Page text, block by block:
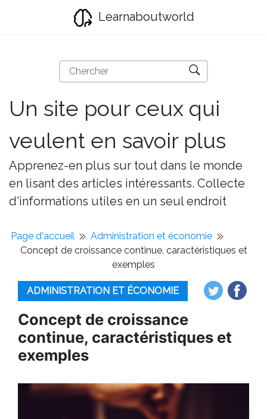
Learnaboutworld
Un site pour ceux qui
veulent en savoir plus
Apprenez-en plus sur tout dans le monde
en lisant des articles intéressants. Collecte
d'informations utiles en un seul endroit
Page d'accueil
Administration et économie
Concept de croissance continue, caractéristiques et
exemples
ADMINISTRATION ET ÉCONOMIE
Concept de croissance
continue, caractéristiques et
exemples